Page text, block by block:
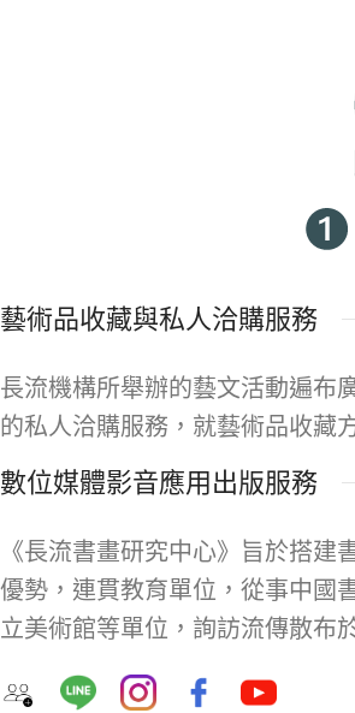
藝術品收藏與私人洽購服務
長流機構所舉辦的藝文活動遍布
的私人洽購服務，就藝術品收藏
數位媒體影音應用出版服務
《長流書畫研究中心》旨於搭
優勢，連貫教育單位，從事中國
立美術館等單位，詢訪流傳散布